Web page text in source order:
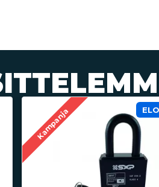
Kampanja